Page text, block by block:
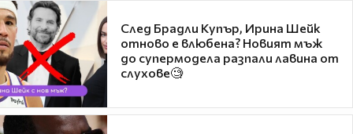
След Брадли Купър, Ирина Шейк
отново е влюбена? Новият мъж
до супермодела разпали лавина от
слухове🧐